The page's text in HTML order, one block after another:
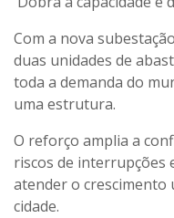
Com a nova
duas unidades de
toda a demanda do
uma estrutura.
O reforço amplia a
riscos de interrupções
atender o
cidade.